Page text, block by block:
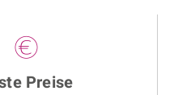
Preise